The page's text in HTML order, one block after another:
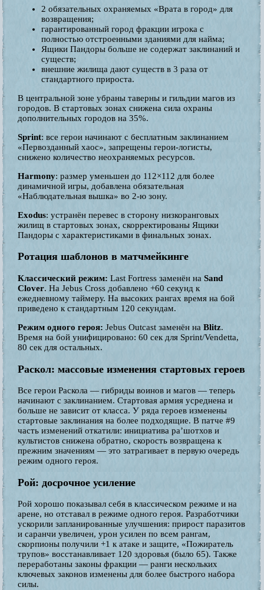
2 обязательных охраняемых «Врата в город» для
возвращения;
гарантированный город фракции игрока с
полностью отстроенными зданиями для найма;
Ящики Пандоры больше не содержат заклинаний и
существ;
внешние жилища дают существ в 3 раза от
стандартного прироста.
В центральной зоне убраны таверны и гильдии магов из
городов. В стартовых зонах снижена сила охраны
дополнительных городов на 35%.
Sprint: все герои начинают с бесплатным заклинанием
«Первозданный хаос», запрещены герои-логисты,
снижено количество неохраняемых ресурсов.
Harmony: размер уменьшен до 112×112 для более
динамичной игры, добавлена обязательная
«Наблюдательная вышка» во 2-ю зону.
Exodus: устранён перевес в сторону низкоранговых
жилищ в стартовых зонах, скорректированы Ящики
Пандоры с характеристиками в финальных зонах.
Ротация шаблонов в матчмейкинге
Классический режим: Last Fortress заменён на Sand
Clover. На Jebus Cross добавлено +60 секунд к
ежедневному таймеру. На высоких рангах время на бой
приведено к стандартным 120 секундам.
Режим одного героя: Jebus Outcast заменён на Blitz.
Время на бой унифицировано: 60 сек для Sprint/Vendetta,
80 сек для остальных.
Раскол: массовые изменения стартовых героев
Все герои Раскола — гибриды воинов и магов — теперь
начинают с заклинанием. Стартовая армия усреднена и
больше не зависит от класса. У ряда героев изменены
стартовые заклинания на более подходящие. В патче #9
часть изменений откатили: инициатива ра’шотхов и
культистов снижена обратно, скорость возвращена к
прежним значениям — это затрагивает в первую очередь
режим одного героя.
Рой: досрочное усиление
Рой хорошо показывал себя в классическом режиме и на
арене, но отставал в режиме одного героя. Разработчики
ускорили запланированные улучшения: прирост паразитов
и саранчи увеличен, урон усилен по всем рангам,
скорпионы получили +1 к атаке и защите, «Пожиратель
трупов» восстанавливает 120 здоровья (было 65). Также
переработаны законы фракции — ранги нескольких
ключевых законов изменены для более быстрого набора
силы.